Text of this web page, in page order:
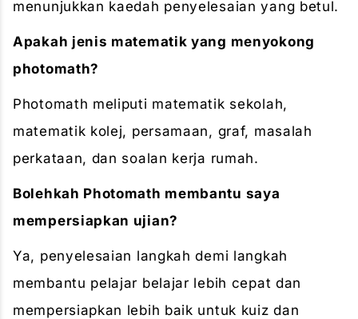
menunjukkan kaedah penyelesaian yang betul.
Apakah jenis matematik yang menyokong
photomath?
Photomath meliputi matematik sekolah,
matematik kolej, persamaan, graf, masalah
perkataan, dan soalan kerja rumah.
Bolehkah Photomath membantu saya
mempersiapkan ujian?
Ya, penyelesaian langkah demi langkah
membantu pelajar belajar lebih cepat dan
mempersiapkan lebih baik untuk kuiz dan